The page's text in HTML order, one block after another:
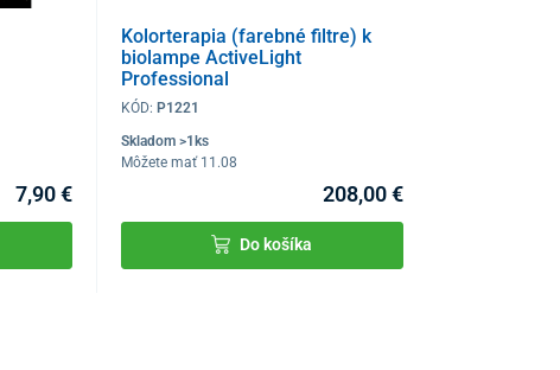
7,90 €
Kolorterapia (farebné filtre) k
biolampe ActiveLight
Professional
KÓD:P1221
Skladom >1ks
Môžete mať 11.08
208,00 €
Do košíka